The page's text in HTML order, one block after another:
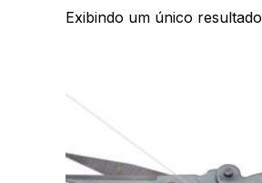
Exibindo um único resultado